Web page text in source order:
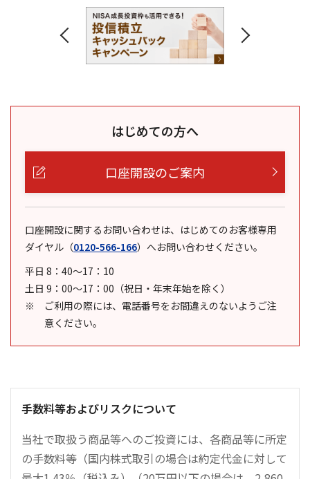
はじめての方へ
口座開設のご案内
口座開設に関するお問い合わせは、はじめてのお客様専用
ダイヤル （0120-566-166） へお問い合わせください。
平日 8：40～17：10
土日 9：00～17：00（祝日・年末年始を除く）
ご利用の際には、電話番号をお間違えのないようご注
意ください。
手数料等およびリスクについて
当社で取扱う商品等へのご投資には、各商品等に所定
の手数料等（国内株式取引の場合は約定代金に対して